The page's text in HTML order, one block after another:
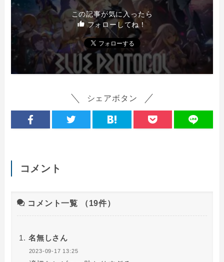
この記事が気に入ったら
フォローしてね！
シェアボタン
コメント
コメント一覧 （19件）
名無しさん
2023-09-17 13:25